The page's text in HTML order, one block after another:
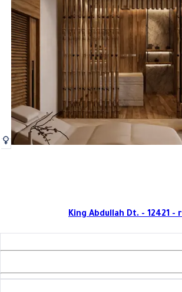
King Abdullah Dt. - 12421 -